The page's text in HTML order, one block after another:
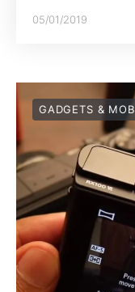
05/01/2019
GADGETS &